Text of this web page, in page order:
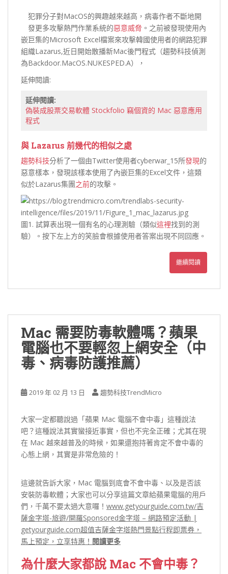
犯罪分子對MacOS的興趣越來越高，病毒作者不斷地開
發更多攻擊熱門作業系統的惡意威脅 。之前被發現使用內
嵌巨集的Microsoft Excel檔案來攻擊韓國使用者的網路犯罪
組織Lazarus,近日開始散播新Mac後門程式（趨勢科技偵測
為Backdoor.MacOS.NUKESPED.A），
延伸閱讀:
延伸閱讀:
偽裝成股票交易軟體 Stockfolio 竊個資的 Mac 惡意應用
程式
與 Lazarus 前幾代的相似之處
趨勢科技分析了一個由Twitter使用者cyberwar_15所發現的
惡意樣本，發現該樣本使用了內嵌巨集的Excel文件，這類
似於Lazarus集團之前的攻擊。
圖1. 試算表出現一個有名的心理測驗（類似這裡找到的測
驗）。按下左上方的笑臉會根據使用者答案出現不同回應。
繼續閱讀
Mac 需要防毒軟體嗎？蘋果
電腦也不要輕忽上網安全（中
毒、病毒防護推薦）
2019 年 02 月 13 日 趨勢科技TrendMicro
大家一定都聽說過「蘋果 Mac 電腦不會中毒」這種說法
吧？這種說法其實蠻接近事實，但也不完全正確；尤其在現
在 Mac 越來越普及的時候，如果還抱持著肯定不會中毒的
心態上網，其實是非常危險的！
這邊就告訴大家，Mac 電腦到底會不會中毒、以及是否該
安裝防毒軟體；大家也可以分享這篇文章給蘋果電腦的用戶
們，千萬不要太過大意囉！ www.getyourguide.com.tw/吉
薩金字塔-旅遊/開羅Sponsored金字塔 – 網路預定活動 |
getyourguide.com超值吉薩金字塔熱門景點行程即票券，
馬上預定，立享特惠！ 閱讀更多
為什麼大家都說 Mac 不會中毒？